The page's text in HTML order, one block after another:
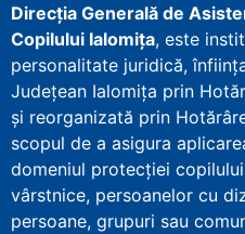
Direcţia Generală de
Copilului Ialomița, este
personalitate juridică,
Județean Ialomița prin
şi reorganizată prin
scopul de a asigura
domeniul protecţiei
vârstnice, persoanelor cu
persoane, grupuri sau